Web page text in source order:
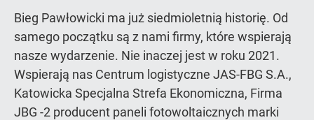
Bieg Pawłowicki ma już siedmioletnią historię. Od
samego początku są z nami firmy, które wspierają
nasze wydarzenie. Nie inaczej jest w roku 2021.
Wspierają nas Centrum logistyczne JAS-FBG S.A.,
Katowicka Specjalna Strefa Ekonomiczna, Firma
JBG -2 producent paneli fotowoltaicznych marki